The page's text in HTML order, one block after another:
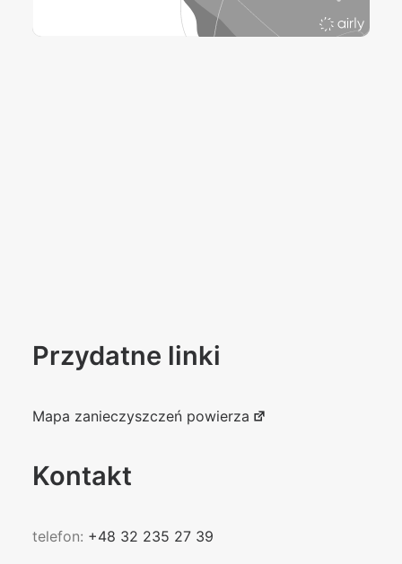
Przydatne linki
Mapa zanieczyszczeń powierza
Kontakt
telefon: +48 32 235 27 39